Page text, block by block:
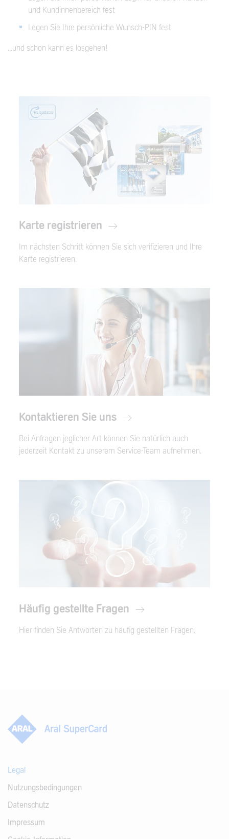
und Kundinnenbereich fest
Legen Sie Ihre persönliche Wunsch-PIN fest
...und schon kann es losgehen!
Karte registrieren
Im nächsten Schritt können Sie sich verifizieren und Ihre
Karte registrieren.
Kontaktieren Sie uns
Bei Anfragen jeglicher Art können Sie natürlich auch
jederzeit Kontakt zu unserem Service-Team aufnehmen.
Häufig gestellte Fragen
Hier finden Sie Antworten zu häufig gestellten Fragen.
Legal
Nutzungsbedingungen
Datenschutz
Impressum